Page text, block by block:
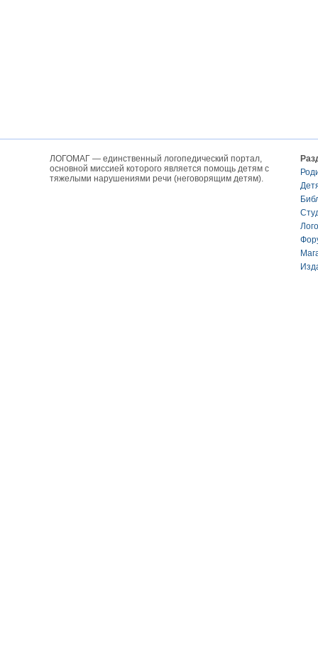
ЛОГОМАГ — единственный логопедический портал,
основной миссией которого является помощь детям с
тяжелыми нарушениями речи (неговорящим детям).